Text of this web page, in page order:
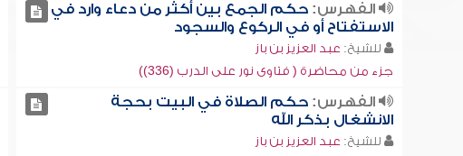
الفهرس:حكم الجمع بين أكثر من دعاء وارد في
الاستفتاح أو في الركوع والسجود
للشيخ: عبد العزيز بن باز
جزء من محاضرة ( فتاوى نور على الدرب (336))
الفهرس:حكم الصلاة في البيت بحجة
الانشغال بذكر الله
للشيخ: عبد العزيز بن باز